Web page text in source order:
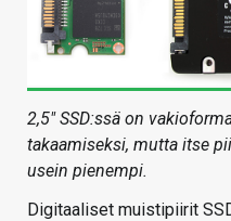
2,5″ SSD:ssä on
takaamiseksi, mutta itse
usein pienempi.
Digitaaliset muistipiirit